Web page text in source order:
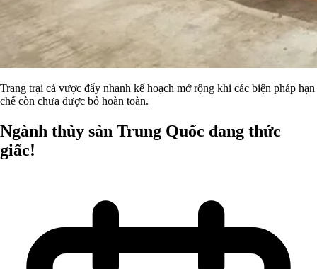
Trang trại cá vược đẩy nhanh kế hoạch mở rộng khi các biện pháp hạn
chế còn chưa được bỏ hoàn toàn.
Ngành thủy sản Trung Quốc đang thức
giấc!